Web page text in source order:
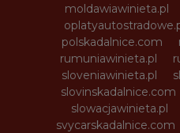
moldawiawinieta.pl
polskadalnice.com
rumuniawinieta.pl
sloveniawinieta.pl
slovinskadalnice.com
slowacjawinieta.pl
svycarskadalnice.com